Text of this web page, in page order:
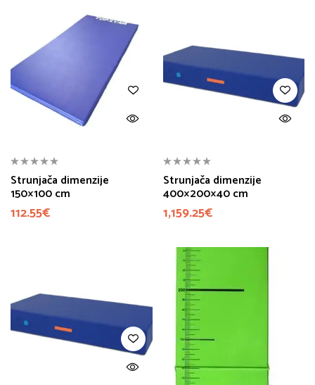
Strunjača dimenzije
150×100 cm
112.55€
Strunjača dimenzije
400×200×40 cm
1,159.25€